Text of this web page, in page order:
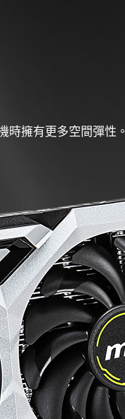
時擁有更多空間彈性。